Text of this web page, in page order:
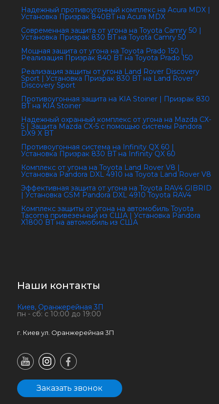
Надежный противоугонный комплекс на Acura MDX |
Установка Призрак 840BT на Acura MDX
Современная защита от угона на Toyota Camry 50 |
Установка Призрак 830 BT на Toyota Camry 50
Мощная защита от угона на Toyota Prado 150 |
Реализация Призрак 840 BT на Toyota Prado 150
Реализация защиты от угона Land Rover Discovery
Sport | Установка Призрак 830 BT на Land Rover
Discovery Sport
Противоугонная защита на KIA Stoiner | Призрак 830
BT на KIA Stoiner
Надежный охранный комплекс от угона на Mazda CX-
5 | Защита Mazda CX-5 с помощью системы Pandora
DX9 X BT
Противоугонная система на Infinity QX 60 |
Установка Призрак 830 BT на Infinity QX 60
Комплекс от угона на Toyota Land Rover V8 |
Установка Pandora DXL 4910 на Toyota Land Rover V8
Эффективная защита от угона на Toyota RAV4 GIBRID
| Установка GSM Pandora DXL 4910 Toyota RAV4
Комплекс защиты от угона на автомобиль Toyota
Tacoma привезенный из США | Установка Pandora
X1800 BT на автомобиль из США
Наши контакты
Киев, Оранжерейная 3П
пн - сб: с 10:00 до 19:00
г. Киев ул. Оранжерейная 3П
Заказать звонок